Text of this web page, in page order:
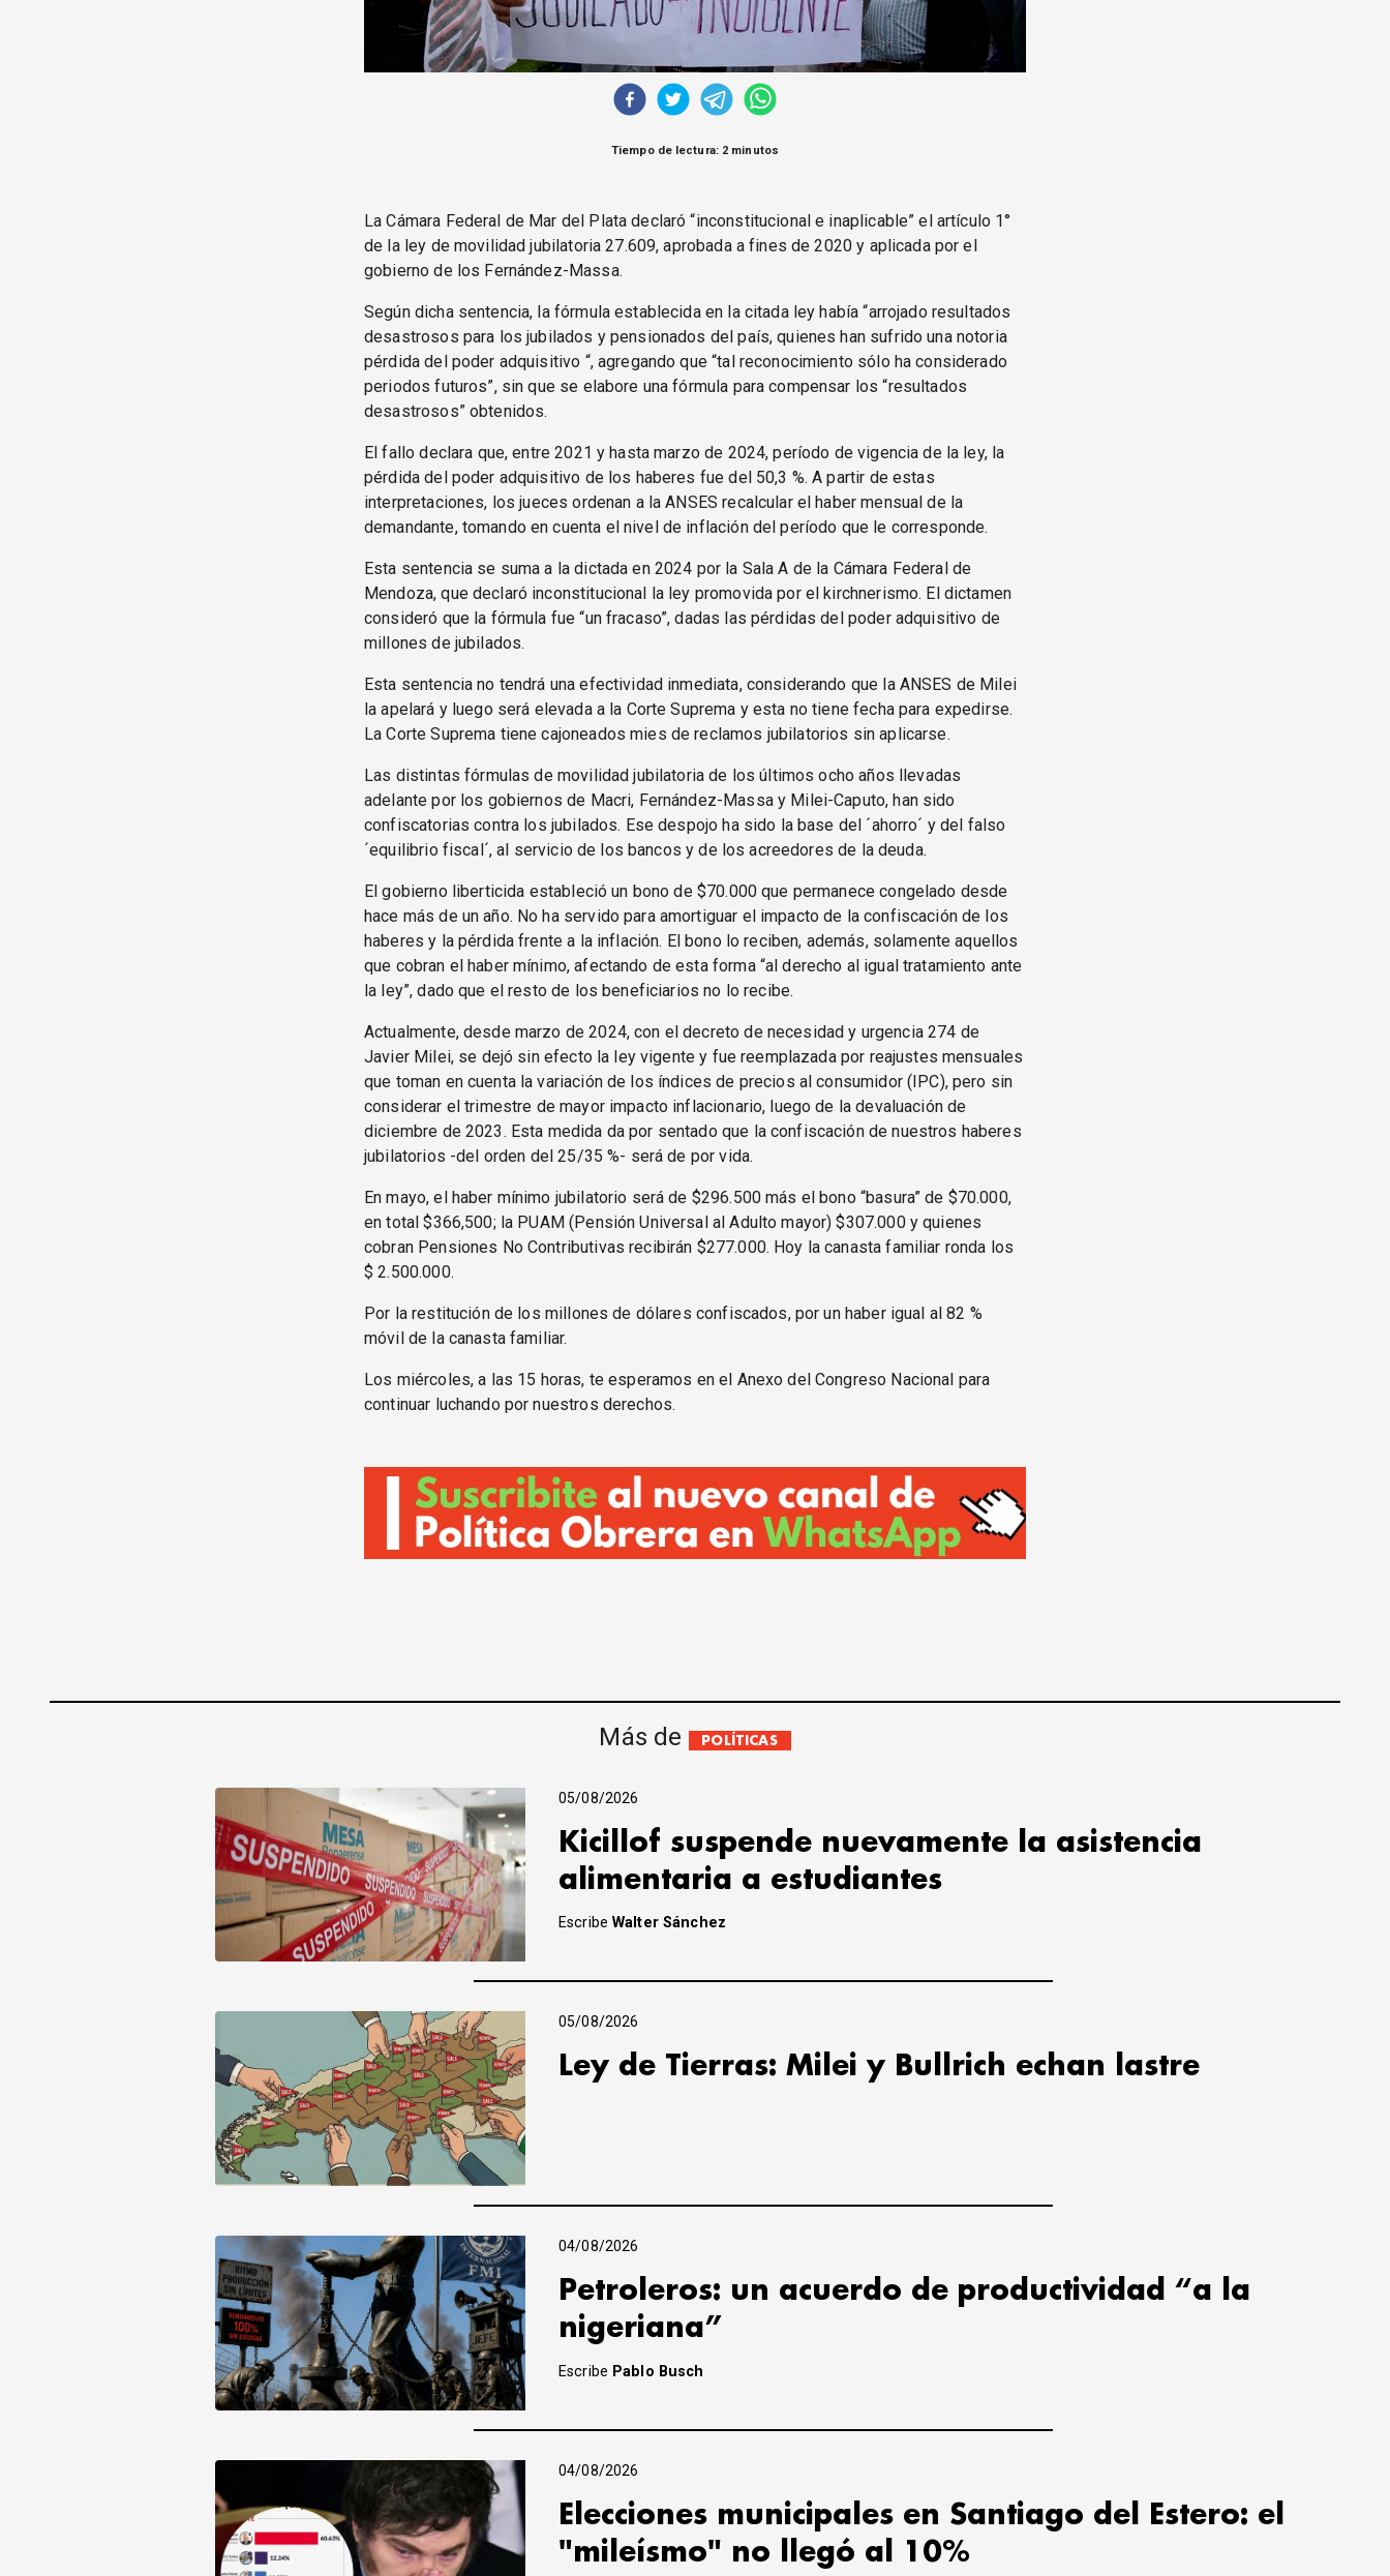
Tiempo de lectura: 2 minutos
La Cámara Federal de Mar del Plata declaró “inconstitucional e inaplicable” el artículo 1°
de la ley de movilidad jubilatoria 27.609, aprobada a fines de 2020 y aplicada por el
gobierno de los Fernández-Massa.
Según dicha sentencia, la fórmula establecida en la citada ley había “arrojado resultados
desastrosos para los jubilados y pensionados del país, quienes han sufrido una notoria
pérdida del poder adquisitivo “, agregando que “tal reconocimiento sólo ha considerado
periodos futuros”, sin que se elabore una fórmula para compensar los “resultados
desastrosos” obtenidos.
El fallo declara que, entre 2021 y hasta marzo de 2024, período de vigencia de la ley, la
pérdida del poder adquisitivo de los haberes fue del 50,3 %. A partir de estas
interpretaciones, los jueces ordenan a la ANSES recalcular el haber mensual de la
demandante, tomando en cuenta el nivel de inflación del período que le corresponde.
Esta sentencia se suma a la dictada en 2024 por la Sala A de la Cámara Federal de
Mendoza, que declaró inconstitucional la ley promovida por el kirchnerismo. El dictamen
consideró que la fórmula fue “un fracaso”, dadas las pérdidas del poder adquisitivo de
millones de jubilados.
Esta sentencia no tendrá una efectividad inmediata, considerando que la ANSES de Milei
la apelará y luego será elevada a la Corte Suprema y esta no tiene fecha para expedirse.
La Corte Suprema tiene cajoneados mies de reclamos jubilatorios sin aplicarse.
Las distintas fórmulas de movilidad jubilatoria de los últimos ocho años llevadas
adelante por los gobiernos de Macri, Fernández-Massa y Milei-Caputo, han sido
confiscatorias contra los jubilados. Ese despojo ha sido la base del ´ahorro´ y del falso
´equilibrio fiscal´, al servicio de los bancos y de los acreedores de la deuda.
El gobierno liberticida estableció un bono de $70.000 que permanece congelado desde
hace más de un año. No ha servido para amortiguar el impacto de la confiscación de los
haberes y la pérdida frente a la inflación. El bono lo reciben, además, solamente aquellos
que cobran el haber mínimo, afectando de esta forma “al derecho al igual tratamiento ante
la ley”, dado que el resto de los beneficiarios no lo recibe.
Actualmente, desde marzo de 2024, con el decreto de necesidad y urgencia 274 de
Javier Milei, se dejó sin efecto la ley vigente y fue reemplazada por reajustes mensuales
que toman en cuenta la variación de los índices de precios al consumidor (IPC), pero sin
considerar el trimestre de mayor impacto inflacionario, luego de la devaluación de
diciembre de 2023. Esta medida da por sentado que la confiscación de nuestros haberes
jubilatorios -del orden del 25/35 %- será de por vida.
En mayo, el haber mínimo jubilatorio será de $296.500 más el bono “basura” de $70.000,
en total $366,500; la PUAM (Pensión Universal al Adulto mayor) $307.000 y quienes
cobran Pensiones No Contributivas recibirán $277.000. Hoy la canasta familiar ronda los
$ 2.500.000.
Por la restitución de los millones de dólares confiscados, por un haber igual al 82 %
móvil de la canasta familiar.
Los miércoles, a las 15 horas, te esperamos en el Anexo del Congreso Nacional para
continuar luchando por nuestros derechos.
Más de POLÍTICAS
05/08/2026
Kicillof suspende nuevamente la asistencia
alimentaria a estudiantes
EscribeWalter Sánchez
05/08/2026
Ley de Tierras: Milei y Bullrich echan lastre
04/08/2026
Petroleros: un acuerdo de productividad “a la
nigeriana”
Escribe Pablo Busch
04/08/2026
Elecciones municipales en Santiago del Estero: el
"mileísmo" no llegó al 10%